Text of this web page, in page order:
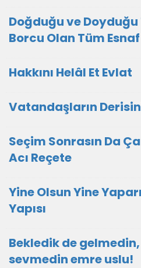
Doğduğu ve
Borcu Olan Tüm
Hakkını Helâl Et Evlat
Vatandaşların
Seçim Sonrasın Da
Acı Reçete
Yine Olsun Yine
Yapısı
Bekledik de
sevmedin emre uslu!